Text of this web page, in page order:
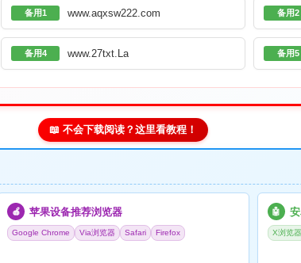
备用1 www.aqxsw222.com 备用2
备用4 www.27txt.La 备用5
📖 不会下载阅读？这里看教程！
🍎 苹果设备推荐浏览器
Google Chrome Via浏览器 Safari Firefox
🤖
X浏览器